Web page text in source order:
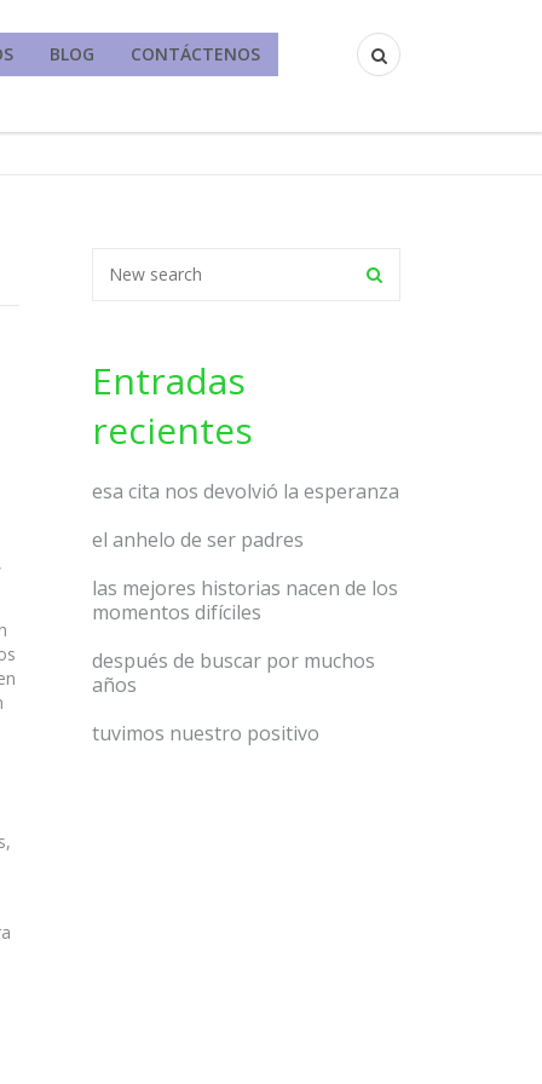
BLOG CONTÁCTENOS
Entradas
recientes
esa cita nos devolvió la esperanza
el anhelo de ser padres
las mejores historias nacen de los
momentos difíciles
después de buscar por muchos
años
tuvimos nuestro positivo